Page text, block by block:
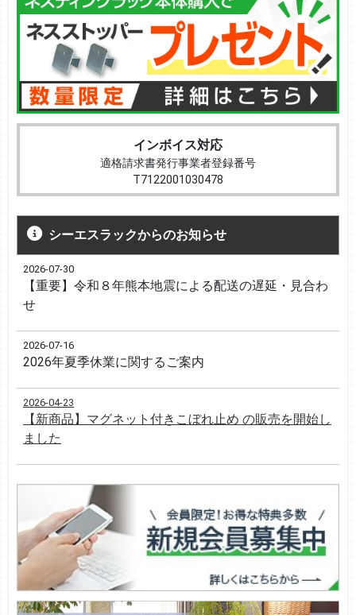
インボイス対応
適格請求書発行事業者登録番号
T7122001030478
シーエスラックからのお知らせ
2026-07-30
【重要】令和８年熊本地震による配送の遅延・見合わ
せ
2026-07-16
2026年夏季休業に関するご案内
2026-04-23
【新商品】マグネット付きこぼれ止め の販売を開始し
ました